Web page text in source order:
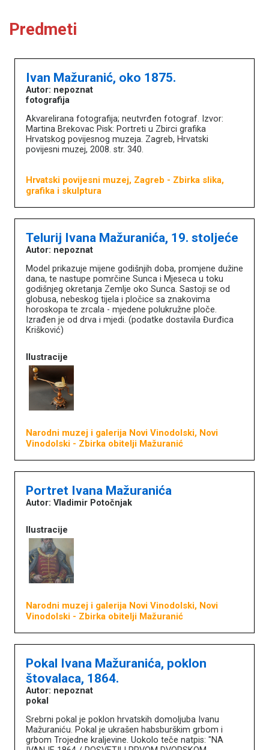
Predmeti
Ivan Mažuranić, oko 1875.
Autor: nepoznat
fotografija
Akvarelirana fotografija; neutvrđen fotograf. Izvor:
Martina Brekovac Pisk: Portreti u Zbirci grafika
Hrvatskog povijesnog muzeja. Zagreb, Hrvatski
povijesni muzej, 2008. str. 340.
Hrvatski povijesni muzej, Zagreb - Zbirka slika,
grafika i skulptura
Telurij Ivana Mažuranića, 19. stoljeće
Autor: nepoznat
Model prikazuje mijene godišnjih doba, promjene dužine
dana, te nastupe pomrčine Sunca i Mjeseca u toku
godišnjeg okretanja Zemlje oko Sunca. Sastoji se od
globusa, nebeskog tijela i pločice sa znakovima
horoskopa te zrcala - mjedene polukružne ploče.
Izrađen je od drva i mjedi. (podatke dostavila Đurđica
Krišković)
Ilustracije
Narodni muzej i galerija Novi Vinodolski, Novi
Vinodolski - Zbirka obitelji Mažuranić
Portret Ivana Mažuranića
Autor: Vladimir Potočnjak
Ilustracije
Narodni muzej i galerija Novi Vinodolski, Novi
Vinodolski - Zbirka obitelji Mažuranić
Pokal Ivana Mažuranića, poklon
štovalaca, 1864.
Autor: nepoznat
pokal
Srebrni pokal je poklon hrvatskih domoljuba Ivanu
Mažuraniću. Pokal je ukrašen habsburškim grbom i
grbom Trojedne kraljevine. Uokolo teče natpis: "NA